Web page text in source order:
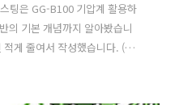
팅은 GG-B100 기압계 활용하
의 기본 개념까지 알아봤습니
게 줄여서 작성했습니다. (그
용 시 필요한 기본적인 부분만